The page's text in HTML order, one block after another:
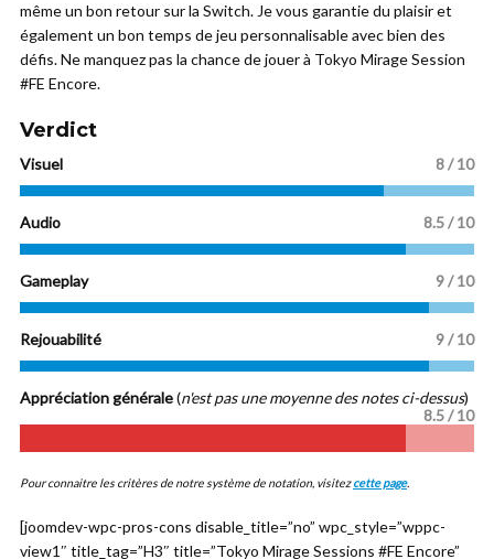
même un bon retour sur la Switch. Je vous garantie du plaisir et
également un bon temps de jeu personnalisable avec bien des
défis. Ne manquez pas la chance de jouer à Tokyo Mirage Session
#FE Encore.
Verdict
Visuel 8 / 10
Audio 8.5 / 10
Gameplay 9 / 10
Rejouabilité 9/ 10
Appréciation générale(n'est pas une moyenne des notes ci-dessus)
8.5 / 10
Pour connaitre les critères de notre système de notation, visitezcette page.
[joomdev-wpc-pros-cons disable_title=”no” wpc_style=”wppc-
view1″ title_tag=”H3″ title=”Tokyo Mirage Sessions #FE Encore”